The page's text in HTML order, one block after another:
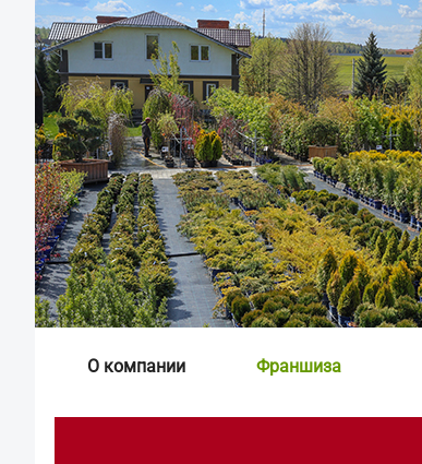
О компании Франшиза